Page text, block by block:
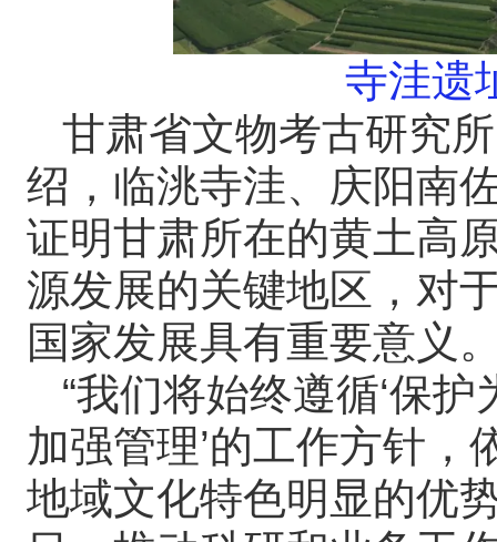
寺洼遗
甘肃省文物考古研究
绍，临洮寺洼、庆阳南
证明甘肃所在的黄土高
源发展的关键地区，对
国家发展具有重要意义
“我们将始终遵循‘保
加强管理’的工作方针
地域文化特色明显的优